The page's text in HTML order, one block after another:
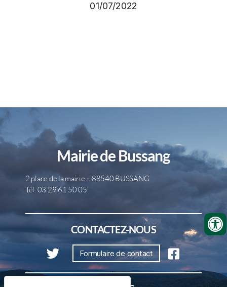
01/07/2022
Mairie de Bussang
2 place de la mairie – 88540 BUSSANG
Tél. 03 29 61 50 05
CONTACTEZ-NOUS
Formulaire de contact